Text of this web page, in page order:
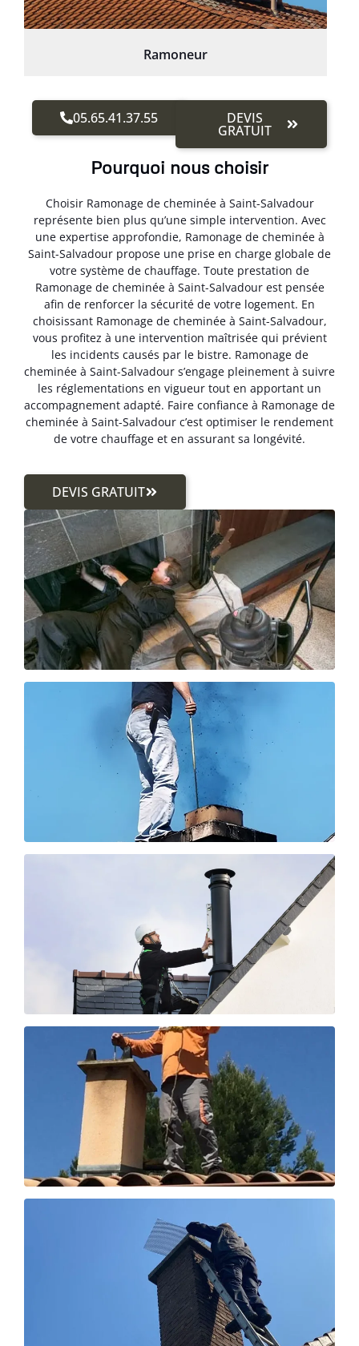
Ramoneur
05.65.41.37.55 DEVIS
GRATUIT
Pourquoi nous choisir
Choisir Ramonage de cheminée à Saint-Salvadour
représente bien plus qu’une simple intervention. Avec
une expertise approfondie, Ramonage de cheminée à
Saint-Salvadour propose une prise en charge globale de
votre système de chauffage. Toute prestation de
Ramonage de cheminée à Saint-Salvadour est pensée
afin de renforcer la sécurité de votre logement. En
choisissant Ramonage de cheminée à Saint-Salvadour,
vous profitez à une intervention maîtrisée qui prévient
les incidents causés par le bistre. Ramonage de
cheminée à Saint-Salvadour s’engage pleinement à suivre
les réglementations en vigueur tout en apportant un
accompagnement adapté. Faire confiance à Ramonage de
cheminée à Saint-Salvadour c’est optimiser le rendement
de votre chauffage et en assurant sa longévité.
DEVIS GRATUIT